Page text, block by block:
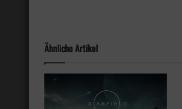
Ähnliche Artikel